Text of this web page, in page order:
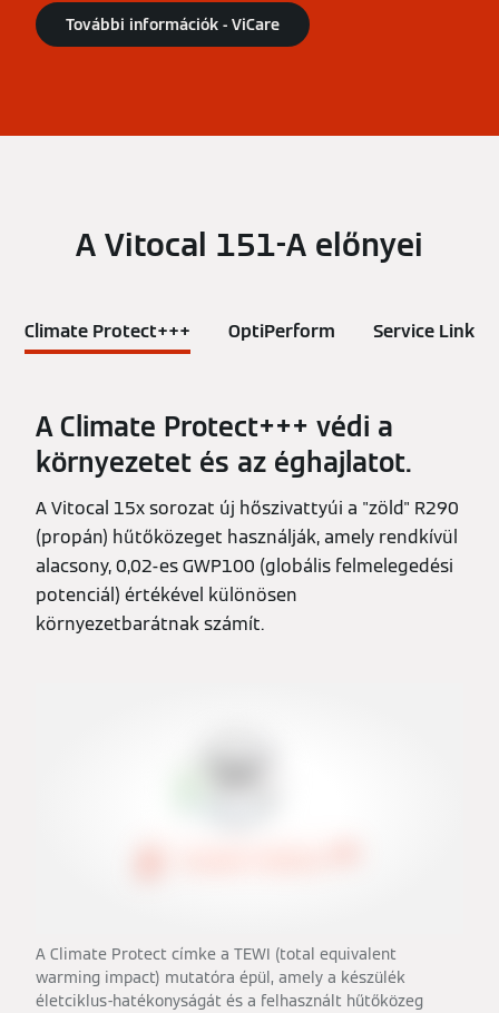
További információk - ViCare
A Vitocal 151-A előnyei
Climate Protect+++ OptiPerform Service Link
A Climate Protect+++ védi a
környezetet és az éghajlatot.
A Vitocal 15x sorozat új hőszivattyúi a "zöld" R290
(propán) hűtőközeget használják, amely rendkívül
alacsony, 0,02-es GWP100 (globális felmelegedési
potenciál) értékével különösen
környezetbarátnak számít.
A Climate Protect címke a TEWI (total equivalent
warming impact) mutatóra épül, amely a készülék
életciklus-hatékonyságát és a felhasznált hűtőközeg